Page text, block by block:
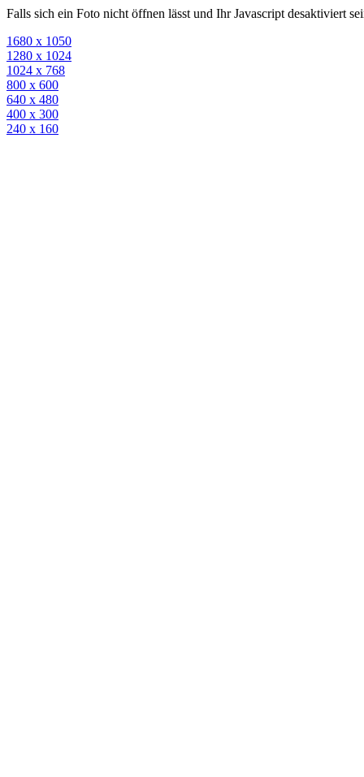
Falls sich ein Foto nicht öffnen lässt und Ihr Javascript desaktiviert
1680 x 1050
1280 x 1024
1024 x 768
800 x 600
640 x 480
400 x 300
240 x 160